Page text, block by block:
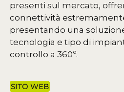
presenti sul mercato,
connettività
presentando una
tecnologia e tipo di
controllo a 360º.
SITO WEB